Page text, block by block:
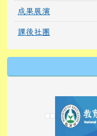
成果展演
課後社團